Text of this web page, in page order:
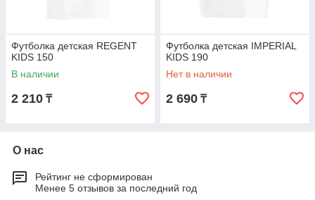
Футболка детская REGENT
KIDS 150
В наличии
2 210 ₸
Футболка детская IMPERIAL
KIDS 190
Нет в наличии
2 690 ₸
О нас
Рейтинг не сформирован
Менее 5 отзывов за последний год